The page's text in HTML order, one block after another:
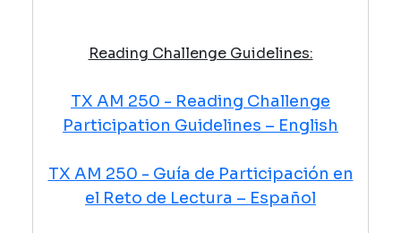
Reading Challenge Guidelines:
TX AM 250 - Reading Challenge
Participation Guidelines – English
TX AM 250 - Guía de Participación en
el Reto de Lectura – Español